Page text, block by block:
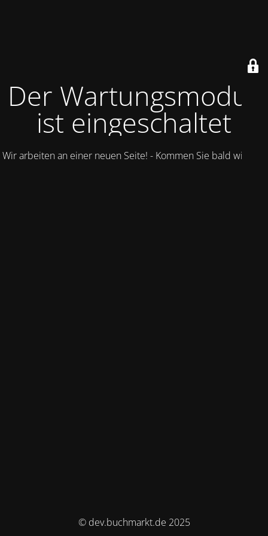
Der Wartungsmodus
ist eingeschaltet
Wir arbeiten an einer neuen Seite! - Kommen Sie bald wieder.
© dev.buchmarkt.de 2025